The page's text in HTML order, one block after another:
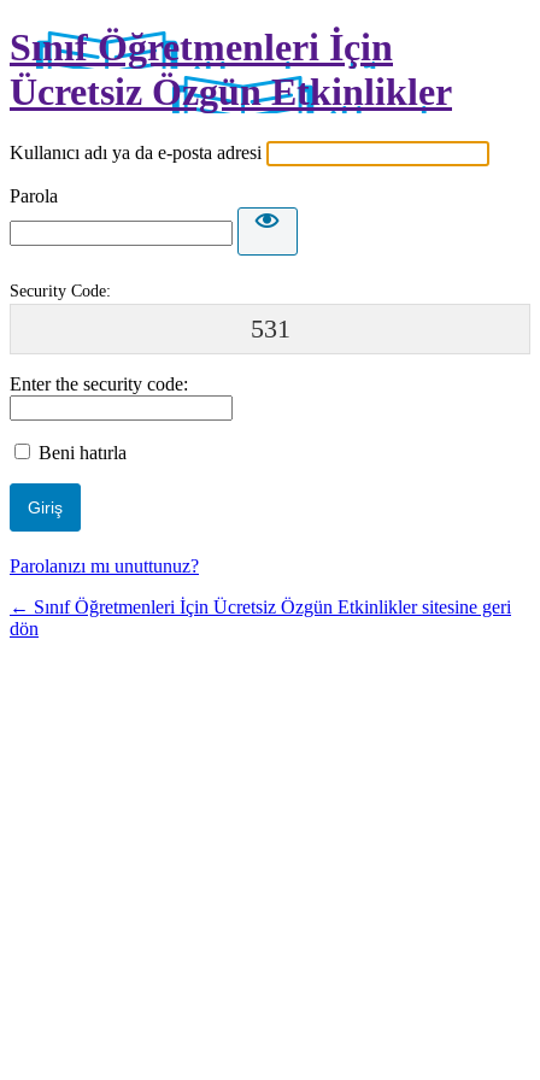
Sınıf Öğretmenleri İçin
Ücretsiz Özgün Etkinlikler
Kullanıcı adı ya da e-posta adresi
Parola
Security Code:
531
Enter the security code:
Beni hatırla
Parolanızı mı unuttunuz?
← Sınıf Öğretmenleri İçin Ücretsiz Özgün Etkinlikler sitesine geri
dön